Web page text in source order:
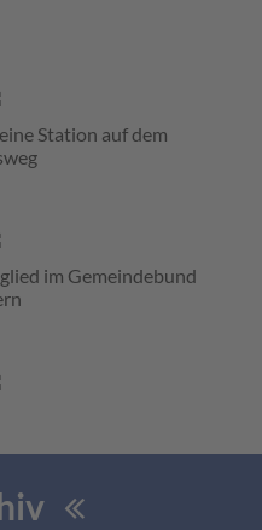
Station auf dem
im Gemeindebund